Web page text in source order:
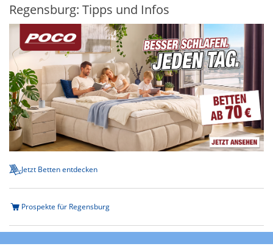
Regensburg: Tipps und Infos
Jetzt Betten entdecken
Prospekte für Regensburg